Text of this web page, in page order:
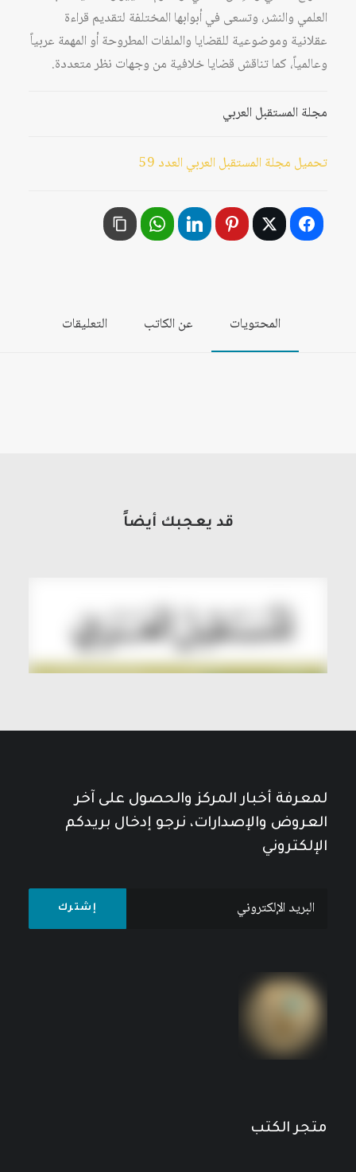
العلمي والنشر، وتسعى في أبوابها المختلفة لتقديم قراءة
عقلانية وموضوعية للقضايا والملفات المطروحة أو المهمة عربياً
وعالمياً، كما تناقش قضايا خلافية من وجهات نظر متعددة.
مجلة المستقبل العربي
تحميل مجلة المستقبل العربي العدد 59
المحتويات عن الكاتب التعليقات
قد يعجبك أيضاً
لمعرفة أخبار المركز والحصول على آخر
العروض والإصدارات، نرجو إدخال بريدكم
الإلكتروني
متجر الكتب